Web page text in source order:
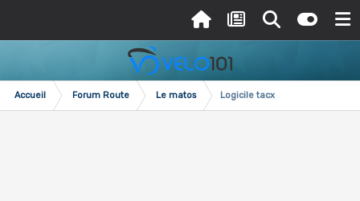
Accueil Forum Route Le matos Logicile tacx